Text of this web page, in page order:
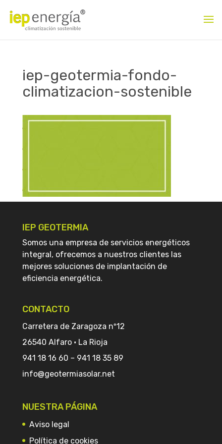
iep-geotermia-fondo-
climatizacion-sostenible
IEP GEOTERMIA
Somos una empresa de servicios energéticos
integral, ofrecemos a nuestros clientes las
mejores soluciones de implantación de
eficiencia energética.
CONTACTO
Carretera de Zaragoza nº12
26540 Alfaro · La Rioja
941 18 16 60 – 941 18 35 89
info@geotermiasolar.net
NUESTRA PÁGINA
Aviso legal
Política de cookies